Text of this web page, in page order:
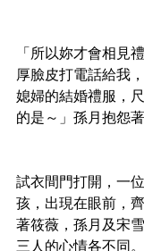
「所以妳才會相見
厚臉皮打電話給我
媳婦的結婚禮服，
的是～」孫月抱怨著
試衣間門打開，一
孩，出現在眼前，
著筱薇，孫月及宋
三人的心情各不同。